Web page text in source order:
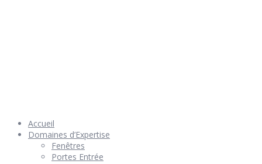
Accueil
Domaines d’Expertise
Fenêtres
Portes Entrée